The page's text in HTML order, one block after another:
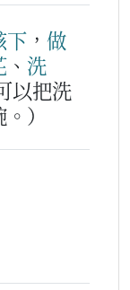
下 ， 做
、 洗
以把洗
）